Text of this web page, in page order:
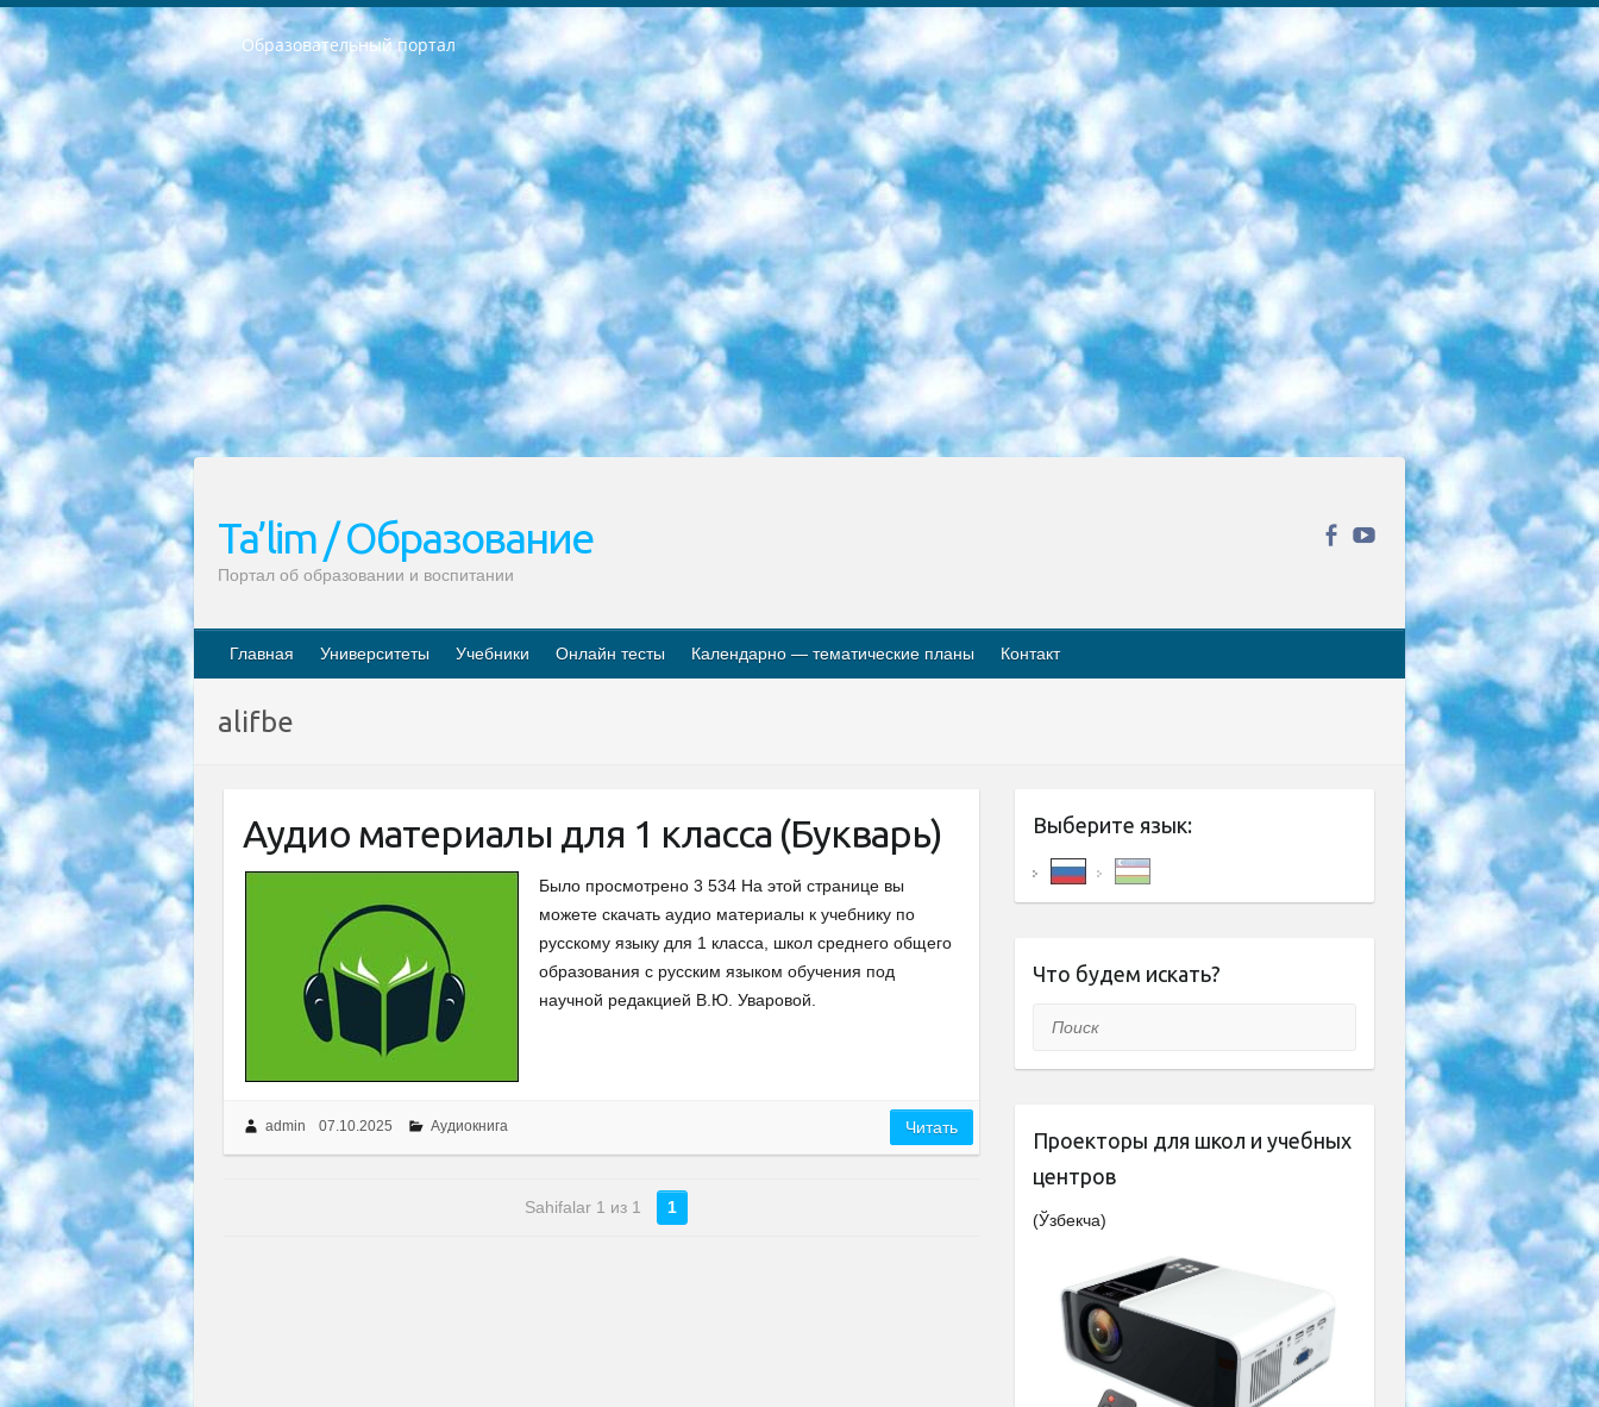
Образовательный портал
РЕСПУБЛИКА УЗБЕКИСТАН МИНИСТРЕРСТВО ДОШКОЛЬНОГО И ШКОЛЬНОГО ОБРАЗОВАНИЯ КОМАНДА в общеобразовательных учреждениях в 2023-2024 учебном году организация и проведение итоговой государственной аттестации обучающихся о Министра дошкольного и школьного образования Республики Узбекистан от 4 марта 2008 года (постановлением Минюста от 20 марта 2008 года № 1778 государственной регистрации) «Итоговое состояние учащихся общего среднего образования на основании положения об утверждении положения об аттестации общего среднего образования выпускной экзамен студентов в образовательных учреждениях в 2023-2024 учебном году В целях организации и прохождения аттестации приказываю: 1. Следующее: перечень предметов, по которым будет проводиться итоговая государственная аттестация и экзамен формы перевода согласно приложению 1; сертификаты международного образца, оценивающие уровень владения иностранными языками перечень согласно приложению 2; 2. Педагогический при специализированных образовательных учреждениях. научно-практический центр квалификации и международной оценки (Д.Давидова) 2024 г. До 25 марта: задания по предметам, по которым будет проводиться итоговая аттестация разработка и утверждение технических условий; итоговая аттестация на основании разработанного предметного задания разработка вопросов по предметам (устно и письменно), экзамен передача; общеобразовательные средние школы и специальные учебные заведения учащиеся выпускных классов школ и интернатов в агентской системе подготовка базы данных экзаменационных материалов и критериев оценки; перевод базы экзаменационных материалов на все языки обучения подать в Республиканский образовательный центр для изготовления; варианты экзаменов на основе разработанных контрольных материалов пусть будут поставлены задачи формирования. 3. Республиканский образовательный центр (Ш.Худайкулов) до 5 апреля 2024 года. до: база данных предоставленных экзаменационных материалов на все языки обучения перевод и экспертиза; для слепых, слабовидящих, глухих, слабослышащих и умственно отсталых детей учащиеся выпускных классов специализированных школ и школ-интернатов база данных экзаменационных материалов на всех преподаваемых языках подготовка критериев оценки; специализированные школы для умственно отсталых детей и технологии для учащихся выпускных классов школ-интернатов разработка соответствующих рекомендаций и критериев проведения ЕГЭ по естествознанию давать задания. 4. Педагогический при специализированных образовательных учреждениях. Научно-практический центр навыков и международной оценки (Д.Давидова), Республика образовательный центр (Худайкулов Ш.) итоговый государственный аттестационный экзамен ориентирован на творческое и логическое мышление при подготовке базы материалов учитывать введение заданий. 5. Следует отметить, что: сертификат государственного образца о знании общеобразовательного предмета и как минимум национальный уровень B1 по предметам на иностранных языках, указанным в Приложении 2. или международно признанный сертификат эквивалентного уровня студенты, изучающие определенный предмет, освобождаются от экзамена; по соответствующим предметам запланирована итоговая государственная аттестация за день до дня, путем жеребьевки Рабочей группой (в письменной форме по предметам, проводимым в форме) из числа сформированных вариантов выбрано 2 варианта; 2 выбранных варианта экзамена анонсированы на официальном сайте министерства и все выпускники по всей стране на основе этих вариантов проводит итоговую государственную аттестацию. 6. Государственное образование учащихся средних общеобразовательных учреждений. знания в соответствии с квалификационными требованиями, которые необходимо приобрести на основании стандартов итоговый (выпускной) контроль для 9 и 11 классов в целях тестирования Экзамены (далее – экзамены) состоят из предметов, перечисленных в приложении 1. будет сделано. 7. Экзамены пройдут с 26 мая по 15 июня 2024 г. (кроме науки физического воспитания). 8. Физическая для учащихся 9 классов общесредних образовательных учреждений. Экзамены по предмету «Образование, квалификация медицина» 1-6 мая 2024 года. сотрудники перевести под присмотр (с отклонениями в физическом или умственном развитии) специализированная школа для детей, школы-интернаты и со сколиозом школы-интернаты санаторного типа для больных детей исключены). 9. Он был слепым, слабовидящим и имел нарушения опорно-двигательного аппарата. экзамены в специализированных школах и интернатах для детей должны проводиться исходя из требований, предъявляемых к общеобразовательным учреждениям (физкультура кроме науки). 10. Специализированная школа для глухих и слабослышащих детей. и экзамены в интернатах и быть реализован в виде письменного теста по математике. 11. Специальность для умственно отсталых детей. Для 9 класса Родной язык и литературное письмо Государственный язык (язык обучения – узбекский). для неклассов) написано Математическое письмо Письменная/устная история Узбекистана Физическое воспитание практично Итоговый контроль Для 11 класса Написание родного языка и литературы (эссе) Математическое письмо Узбекский язык (обучение на узбекском языке) не посещающее общее среднее образование для учреждений)/Образовательное учреждение выбор письменный и устный Иностранный язык письменный/устный Письменная/устная история Узбекистана *По выбору студента:  Химия  Физика  Основы государственного права  География 10 бесплатных образовательных ресурсов - Мы составили подборку онлайн-проектов с интерактивными упражнениями, видеолекциями и статьями. Они помогут вам обрести новые и освежить старые знания бесплатно. 1. «ИНТУИТ» Старейшая образовательная площадка Рунета. Здесь вы найдёте сотни текстовых и видеокурсов на десятки различных тем — от программирования до психологии. Многие курсы подготовлены российскими университетами и крупными международными компаниями вроде Intel и Microsoft. Самостоятельное обучение бесплатное, но желающие могут оплатить услуги персональных наставников. 2. «Смартия» знакомит с актуальными профессиями и подсказывает, как им обучаться. Выбрав заинтересовавшую вас специальность — SMM-специалист, фотограф, веб-дизайнер или другую, — увидите список необходимых для неё умений. Чтобы вы могли освоить их самостоятельно, для каждого умения площадка отображает подборку ссылок на учебные материалы. Хотя «Смартия» ориентируется на русскоязычную аудиторию, часть контента всё же доступна только на английском. 3. «Лекторий Физтеха» Проект Московского физико-технического института (Физтеха). С его помощью вы можете смотреть онлайн серии лекций, записанные на видео в этом вузе. В числе доступных предметов — физика, биология, химия, информационные технологии и другие. К некоторым лекциям администрация ресурса прилагает готовые конспекты, которые можно скачивать в PDF-формате. 4. ITMOcourses Онлайн-площадка Санкт-Петербургского национального исследовательского университета информационных технологий, механики и оптики (ИТМО). Ресурс предоставляет свободный доступ к курсам, разработанным в этом вузе. Каталог материалов разбит на четыре категории: «Оптические системы и технологии», «Приборостроение и робототехника», «Информационные технологии» и «Биотехнологии». Курсы состоят из видеолекций, интерактивных демонстраций и заданий. 5. «КиберЛенинка» Электронная научная библиотека открытого доступа. Каталог площадки регулярно обрастает текстами статей из различных научных изданий. Сгруппированные по журналам и рубрикам публикации можно читать онлайн или скачивать целиком в PDF-формате. Проект нацелен на популяризацию науки за счёт открытого доступа к качественной информации. 6. «ПостНаука» На этом ресурсе публикуют подборки видеолекций, составленные экспертами из разных отраслей и объединённые общими темами. Среди них, к примеру, есть серии «Биоинформатика и геномика», «Культура средневековой Скандинавии» и Cinema Studies о теории кино. Каждая подборка лекций — логически связанная история, рассказанная экспертом от первого лица. Кроме того, на сайте появляются научно-образовательные статьи и тесты на разные темы. 7. «Newочём» Команда проекта «Newочём» отбирает самые интересные тексты из англоязычных СМИ и переводит те из них, за которые голосуют участники сообщества «ВКонтакте». По большей части это научно-популярные статьи. Редакторы придумывают лишь заголовки, в остальном содержание переводов соответствует оригиналам. Полные тексты можно читать прямо в социальной сети. 8. InternetUrok Онлайн-база материалов по основным дисциплинам школьной программы. Информация на сайте структурирована по классам, предметам и темам (урокам). Каждый урок состоит из видеолекций и конспектов. Есть также интерактивные тренажёры и тесты для закрепления пройденного материала. Даже если вы давно окончили школу, возможность повторить программу старших классов всегда может пригодиться. 9. Edutainme Ещё один ресурс об образовании. В отличие от Newtonew, как мне кажется, Edutainme больше ориентируется на представителей индустрии: педагогов, предпринимателей, разработчиков образовательных проектов. Но и любой, кто просто стремится к саморазвитию, найдёт на сайте много полезного и интересного для себя. Например, информацию о новых курсах и образовательных сервисах. 10. Newtonew Онлайн-медиа об образовании и обучении в широком смысле. Авторы Newtonew пишут об инструментах, заведениях, тактиках и стратегиях, которые помогают учить других и получать новые знания самостоятельно. На этой площадке вы найдёте новости, обзоры, аналитические мат
Ta’lim / Образование
Портал об образовании и воспитании
Главная Университеты Учебники Онлайн тесты Календарно — тематические планы Контакт
alifbe
Аудио материалы для 1 класса (Букварь)
Было просмотрено 3 534 На этой странице вы
можете скачать аудио материалы к учебнику по
русскому языку для 1 класса, школ среднего общего
образования с русским языком обучения под
научной редакцией B.Ю. Уваровой.
admin 07.10.2025 Аудиокнига Читать
Sahifalar 1 из 1 1
Выберите язык:
Что будем искать?
Поиск
Проекторы для школ и учебных
центров
(Ўзбекча)